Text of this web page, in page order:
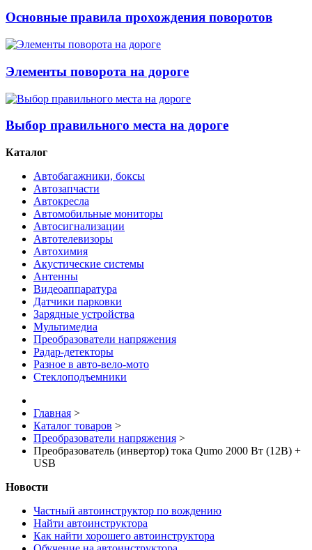
Основные правила прохождения поворотов
Элементы поворота на дороге
Выбор правильного места на дороге
Каталог
Автобагажники, боксы
Автозапчасти
Автокресла
Автомобильные мониторы
Автосигнализации
Автотелевизоры
Автохимия
Акустические системы
Антенны
Видеоаппаратура
Датчики парковки
Зарядные устройства
Мультимедиа
Преобразователи напряжения
Радар-детекторы
Разное в авто-вело-мото
Стеклоподъемники
Главная >
Каталог товаров >
Преобразователи напряжения >
Преобразователь (инвертор) тока Qumo 2000 Вт (12В) +
USB
Новости
Частный автоинструктор по вождению
Найти автоинструктора
Как найти хорошего автоинструктора